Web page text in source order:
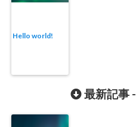
Hello world!
最新記事 -